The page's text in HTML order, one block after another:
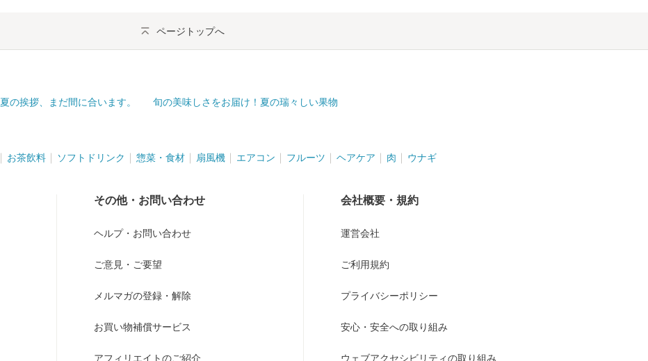
ページトップへ
夏の挨拶、まだ間に合います。 旬の美味しさをお届け！夏の瑞々しい果物
お茶飲料 ソフトドリンク 惣菜・食材 扇風機 エアコン フルーツ ヘアケア 肉 ウナギ
その他・お問い合わせ
ヘルプ・お問い合わせ
ご意見・ご要望
メルマガの登録・解除
お買い物補償サービス
アフィリエイトのご紹介
会社概要・規約
運営会社
ご利用規約
プライバシーポリシー
安心・安全への取り組み
ウェブアクセシビリティの取り組み